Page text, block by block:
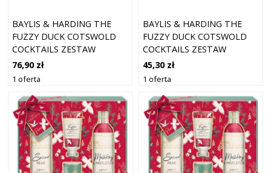
BAYLIS & HARDING THE
FUZZY DUCK COTSWOLD
COCKTAILS ZESTAW
UPOMINKOWY DO KĄPIELI
76,90 zł
1 oferta
BAYLIS & HARDING THE
FUZZY DUCK COTSWOLD
COCKTAILS ZESTAW
UPOMINKOWY DO KĄPIELI
45,30 zł
1 oferta